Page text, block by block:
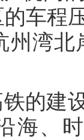
车程
湾北
的建
海、